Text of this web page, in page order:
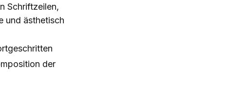
Schriftzeilen,
und ästhetisch
der